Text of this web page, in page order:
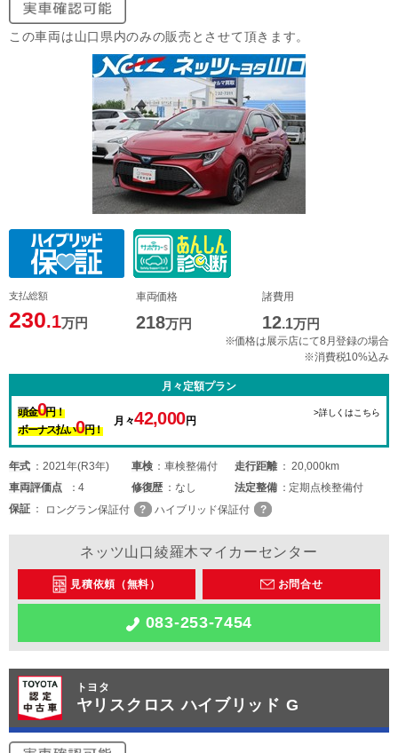
この車両は山口県内のみの販売とさせて頂きます。
支払総額
230.1万円
車両価格
218万円
諸費用
12.1万円
※価格は展示店にて8月登録の場合
※消費税10%込み
月々定額プラン
頭金0円！
ボーナス払い0円！
月々42,000円
>詳しくはこちら
年式 2021年(R3年) 車検 車検整備付 走行距離
20,000km
車両評価点 4 修復歴 なし 法定整備
定期点検整備付
保証
ロングラン保証付 ハイブリッド保証付
ネッツ山口綾羅木マイカーセンター
見積依頼（無料） お問合せ
083-253-7454
トヨタ
ヤリスクロス ハイブリッド G